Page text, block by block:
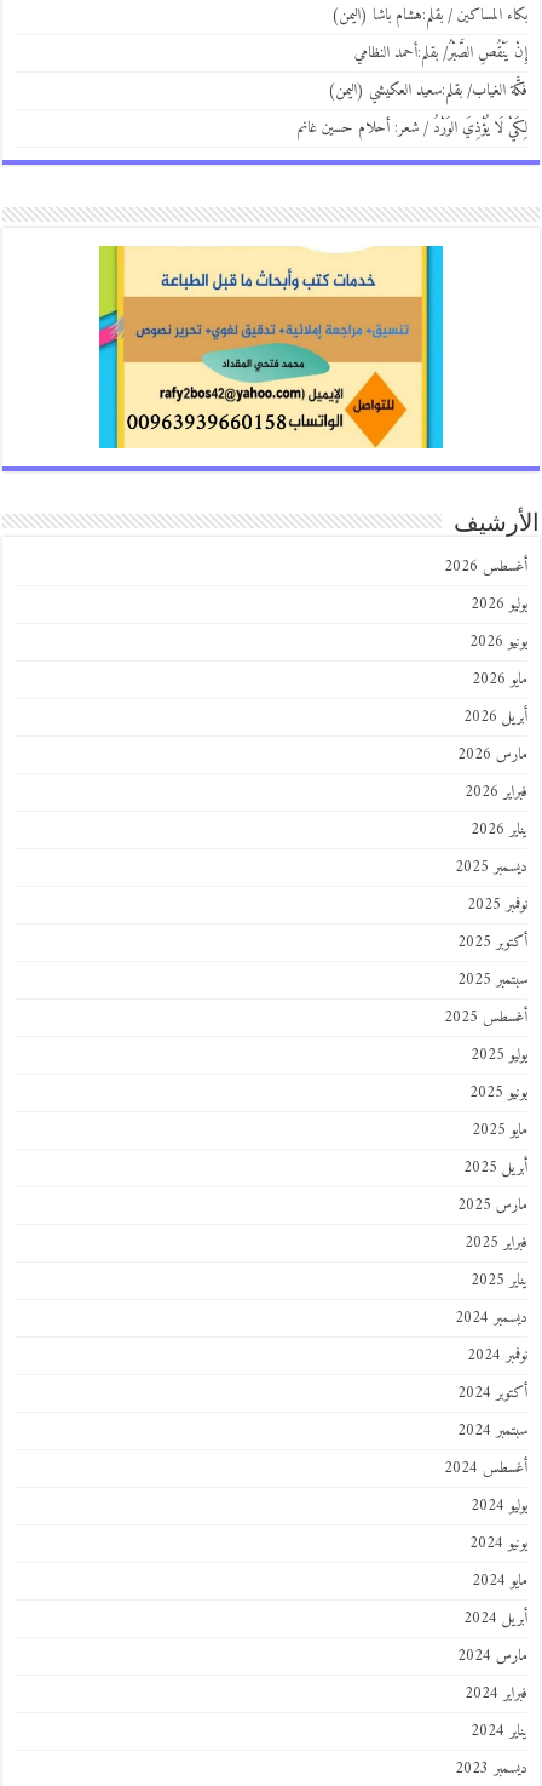
المساكين / بقلم:هشام باشا (اليمن)
الصَّبْرُ/ بقلم:أحمد النظامي
الغياب/ بقلم:سعيد العكيشي (اليمن)
لَا يُؤْذِيَ الوَرْدُ / شعر: أحلام حسين غانم
2026
2026
2025
2025
2025
2025
2025
2024
2024
2024
2024
2024
2023